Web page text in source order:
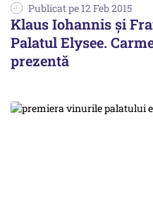
Publicat pe 12 Feb 2015
Klaus Iohannis și
Palatul Elysee.
prezentă